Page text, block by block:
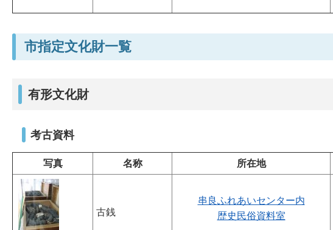
市指定文化財一覧
有形文化財
考古資料
写真 名称 所在地
古銭
串良ふれあいセンター内
歴史民俗資料室